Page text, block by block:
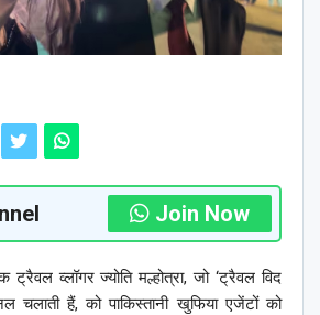
Join Now
ट्रैवल व्लॉगर ज्योति मल्होत्रा, जो ‘ट्रैवल विद
चलाती हैं, को पाकिस्तानी खुफिया एजेंटों को